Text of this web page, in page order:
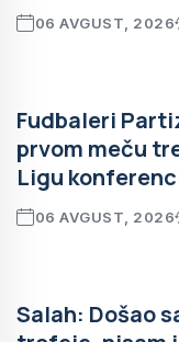
06 AVGUST, 2026
Fudbaleri
prvom meču
Ligu
06 AVGUST, 2026
Salah: Došao